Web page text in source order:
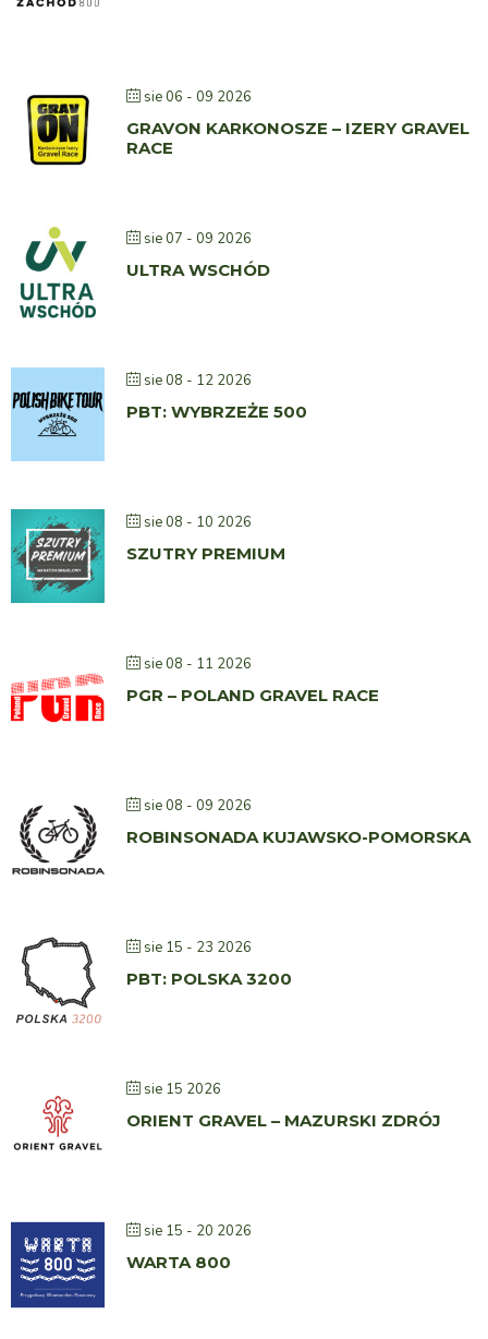
sie 06 - 09 2026
GRAVON KARKONOSZE – IZERY GRAVEL
RACE
sie 07 - 09 2026
ULTRA WSCHÓD
sie 08 - 12 2026
PBT: WYBRZEŻE 500
sie 08 - 10 2026
SZUTRY PREMIUM
sie 08 - 11 2026
PGR – POLAND GRAVEL RACE
sie 08 - 09 2026
ROBINSONADA KUJAWSKO-POMORSKA
sie 15 - 23 2026
PBT: POLSKA 3200
sie 15 2026
ORIENT GRAVEL – MAZURSKI ZDRÓJ
sie 15 - 20 2026
WARTA 800